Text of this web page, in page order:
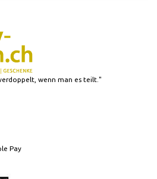
wenn man es teilt."
Pay